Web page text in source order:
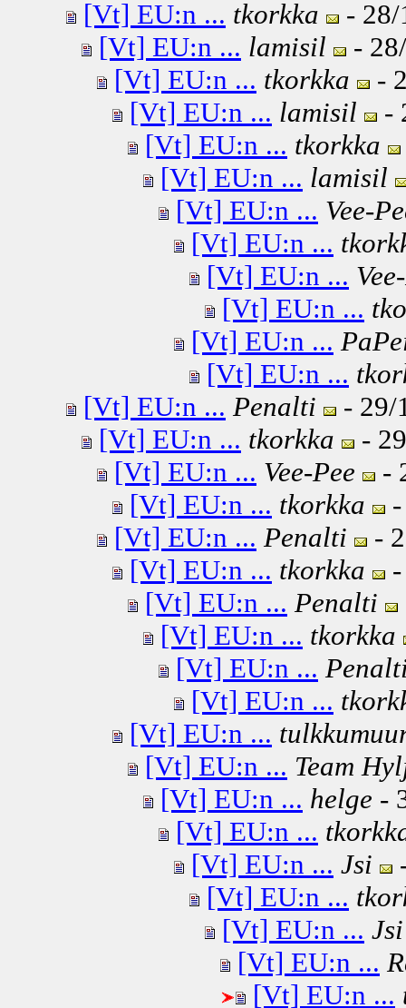
[Vt] EU:n ... tkorkka
-
[Vt] EU:n ... lamisil
-
[Vt] EU:n ... tkorkka
-
[Vt] EU:n ... lamisil
-
[Vt] EU:n ... tkorkka
[Vt] EU:n ... lamisil
[Vt] EU:n ... Vee-
[Vt] EU:n ...
[Vt] EU:n ...
[Vt] EU:n ...
[Vt] EU:n ...
[Vt] EU:n ...
[Vt] EU:n ... Penalti
- 29/
[Vt] EU:n ... tkorkka
-
[Vt] EU:n ... Vee-Pee
-
[Vt] EU:n ... tkorkka
[Vt] EU:n ... Penalti
-
[Vt] EU:n ... tkorkka
[Vt] EU:n ... Penalti
[Vt] EU:n ... tkorkka
[Vt] EU:n ...
[Vt] EU:n ...
[Vt] EU:n ...
[Vt] EU:n ... Team
[Vt] EU:n ... helge -
[Vt] EU:n ...
[Vt] EU:n ... Jsi
[Vt] EU:n ...
[Vt] EU:n ... Jsi
[Vt] EU:n ...
[Vt] EU:n ...